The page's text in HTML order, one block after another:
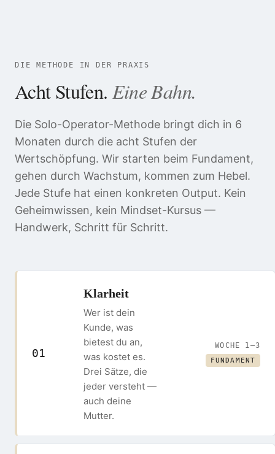
DIE METHODE IN DER PRAXIS
Acht Stufen. Eine Bahn.
Die Solo-Operator-Methode bringt dich in 6
Monaten durch die acht Stufen der
Wertschöpfung. Wir starten beim Fundament,
gehen durch Wachstum, kommen zum Hebel.
Jede Stufe hat einen konkreten Output. Kein
Geheimwissen, kein Mindset-Kursus —
Handwerk, Schritt für Schritt.
01
Klarheit
Wer ist dein
Kunde, was
bietest du an,
was kostet es.
Drei Sätze, die
jeder versteht —
auch deine
Mutter.
WOCHE 1–3
FUNDAMENT